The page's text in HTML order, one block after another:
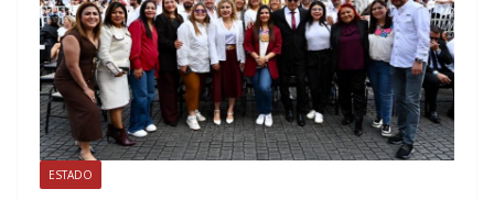
ESTADO